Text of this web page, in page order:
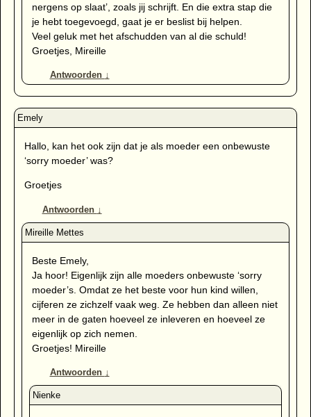
nergens op slaat’, zoals jij schrijft. En die extra stap die
je hebt toegevoegd, gaat je er beslist bij helpen.
Veel geluk met het afschudden van al die schuld!
Groetjes, Mireille
Antwoorden ↓
Hallo, kan het ook zijn dat je als moeder een onbewuste
‘sorry moeder’ was?
Groetjes
Antwoorden ↓
Beste Emely,
Ja hoor! Eigenlijk zijn alle moeders onbewuste ‘sorry
moeder’s. Omdat ze het beste voor hun kind willen,
cijferen ze zichzelf vaak weg. Ze hebben dan alleen niet
meer in de gaten hoeveel ze inleveren en hoeveel ze
eigenlijk op zich nemen.
Groetjes! Mireille
Antwoorden ↓